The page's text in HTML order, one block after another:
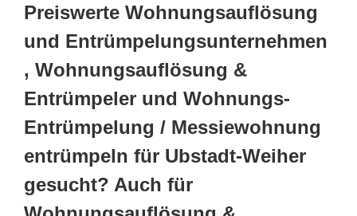
Preiswerte Wohnungsauflösung
und Entrümpelungsunternehmen
, Wohnungsauflösung &
Entrümpeler und Wohnungs-
Entrümpelung / Messiewohnung
entrümpeln für Ubstadt-Weiher
gesucht? Auch für